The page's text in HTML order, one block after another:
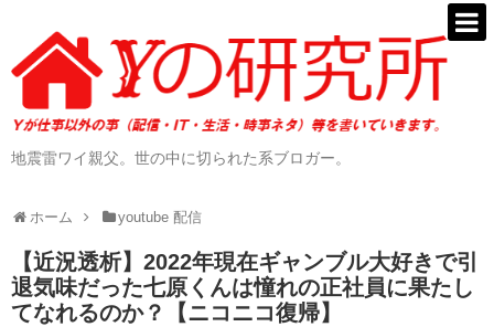
地震雷ワイ親父。世の中に切られた系ブロガー。
ホーム youtube 配信
【近況透析】2022年現在ギャンブル大好きで引
退気味だった七原くんは憧れの正社員に果たし
てなれるのか？【ニコニコ復帰】